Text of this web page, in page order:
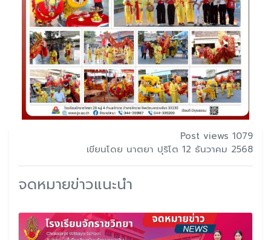
Post views 1079
เขียนโดย นาตยา ปุริโต 12 ธันวาคม 2568
จดหมายข่าวแนะนำ